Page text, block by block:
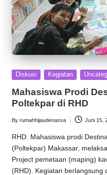
Posted
Diskusi Kegiatan
Mahasiswa Prodi
Poltekpar di RHD
Posted
by
By rumahhijaudenassa Juni 15,
RHD . Mahasiswa prodi
(Poltekpar) Makassar,
Project pemetaan (maping)
(RHD). Kegiatan berlangsung